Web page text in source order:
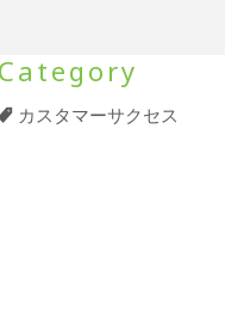
Category
カスタマーサクセス